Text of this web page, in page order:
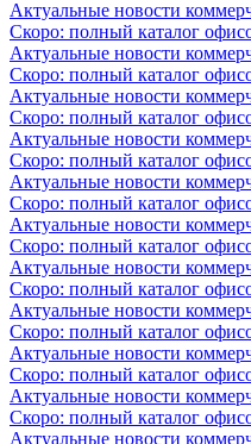
Актуальные новости
Скоро: полный каталог
Актуальные новости
Скоро: полный каталог
Актуальные новости
Скоро: полный каталог
Актуальные новости
Скоро: полный каталог
Актуальные новости
Скоро: полный каталог
Актуальные новости
Скоро: полный каталог
Актуальные новости
Скоро: полный каталог
Актуальные новости
Скоро: полный каталог
Актуальные новости
Скоро: полный каталог
Актуальные новости
Скоро: полный каталог
Актуальные новости